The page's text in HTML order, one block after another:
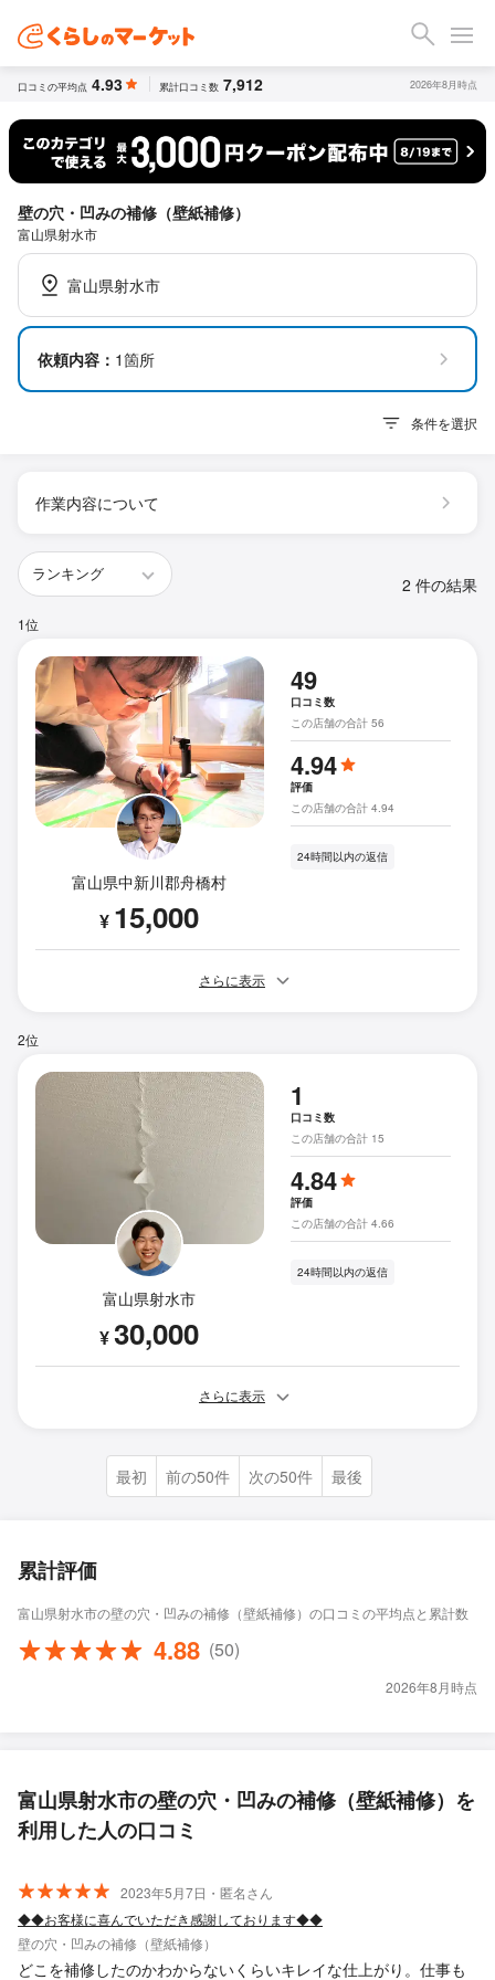
口コミの平均点 4.93 累計口コミ数 7,912 2026年8月時点
壁の穴・凹みの補修（壁紙補修）
富山県射水市
富山県射水市
依頼内容： 1箇所
条件を選択
作業内容について
2 件の結果
1位
富山県中新川郡舟橋村
¥ 15,000
49
口コミ数
この店舗の合計 56
4.94
評価
この店舗の合計 4.94
24時間以内の返信
さらに表示
2位
富山県射水市
¥30,000
1
口コミ数
この店舗の合計 15
4.84
評価
この店舗の合計 4.66
24時間以内の返信
さらに表示
最初 前の50件 次の50件 最後
累計評価
富山県射水市の壁の穴・凹みの補修（壁紙補修）の口コミの平均点と累計数
4.88 (50)
2026年8月時点
富山県射水市の壁の穴・凹みの補修（壁紙補修）を
利用した人の口コミ
2023年5月7日・匿名さん
◆◆お客様に喜んでいただき感謝しております◆◆
壁の穴・凹みの補修（壁紙補修）
どこを補修したのかわからないくらいキレイな仕上がり。仕事も